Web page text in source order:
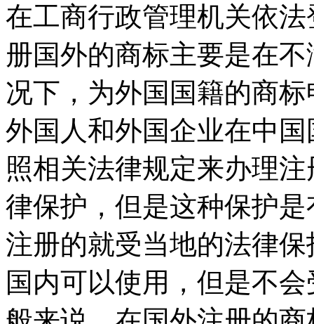
在工商行政管理机关依
册国外的商标主要是在
况下，为外国国籍的商
外国人和外国企业在中
照相关法律规定来办理
律保护，但是这种保护
注册的就受当地的法律
国内可以使用，但是不